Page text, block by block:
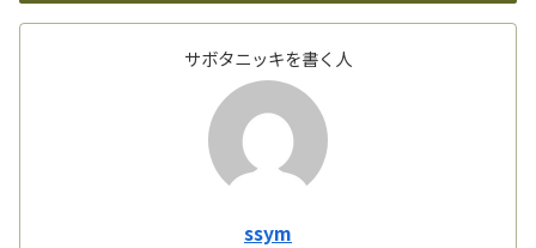
サボタニッキを書く人
ssym